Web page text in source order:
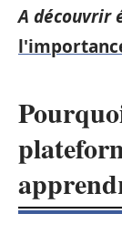
A découvrir